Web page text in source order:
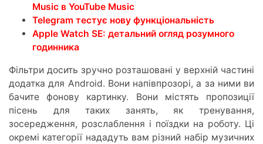
Music в YouTube Music
Telegram тестує нову функціональність
Apple Watch SE: детальний огляд розумного
годинника
Фільтри досить зручно розташовані у верхній частині
додатка для Android. Вони напівпрозорі, а за ними ви
бачите фонову картинку. Вони містять пропозиції
пісень для таких занять, як тренування,
зосередження, розслаблення і поїздки на роботу. Ці
окремі категорії нададуть вам різний набір музичних